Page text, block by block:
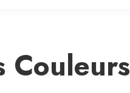
Couleurs